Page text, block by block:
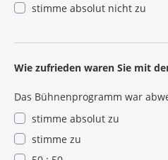
stimme absolut nicht zu
Wie zufrieden waren Sie mit
Das Bühnenprogramm war
stimme absolut zu
stimme zu